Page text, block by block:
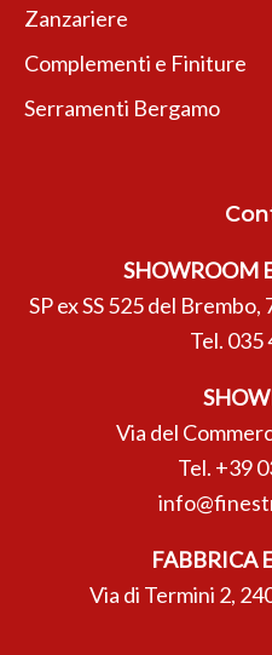
Zanzariere
Complementi e Finiture
Serramenti Bergamo
SHOWROOM
SP ex SS 525 del
Tel. 035
Via del
Tel. +39
FABBRICA
Via di Termini 2,